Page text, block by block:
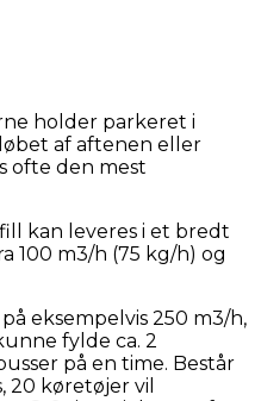
holder parkeret i
af aftenen eller
ofte den mest
kan leveres i et bredt
100 m3/h (75 kg/h) og
eksempelvis 250 m3/h,
fylde ca. 2
på en time. Består
20 køretøjer vil